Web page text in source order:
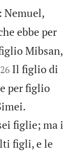
Nemuel,
ebbe per
Mibsan,


26 Il figlio di
per figlio
figlie; ma i
figli, e le